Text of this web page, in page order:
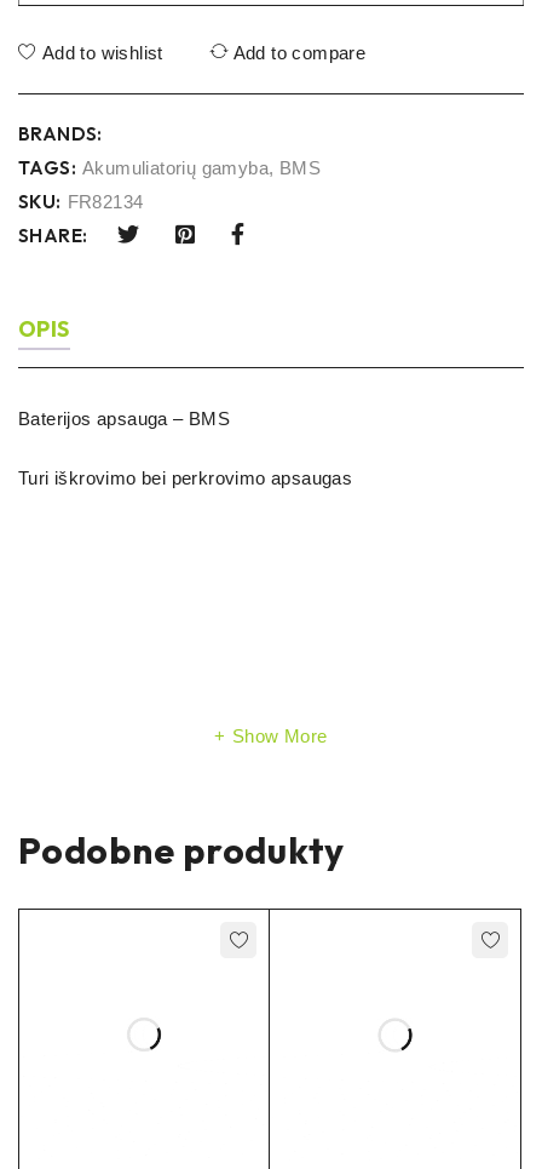
Add to wishlist Add to compare
BRANDS:
TAGS: Akumuliatorių gamyba, BMS
SKU: FR82134
SHARE:
OPIS
Baterijos apsauga – BMS
Turi iškrovimo bei perkrovimo apsaugas